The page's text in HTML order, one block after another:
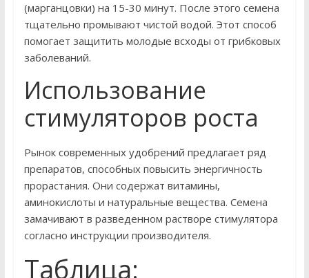
(марганцовки) на 15-30 минут. После этого семена
тщательно промывают чистой водой. Этот способ
помогает защитить молодые всходы от грибковых
заболеваний.
Использование
стимуляторов роста
Рынок современных удобрений предлагает ряд
препаратов, способных повысить энергичность
прорастания. Они содержат витамины,
аминокислоты и натуральные вещества. Семена
замачивают в разведенном растворе стимулятора
согласно инструкции производителя.
Таблица: